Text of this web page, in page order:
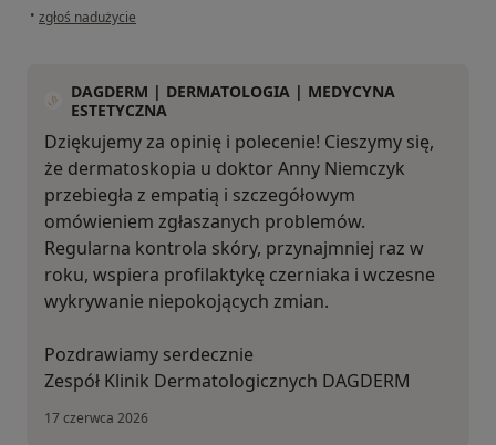
• w opinii użytkownika Jarek
zgłoś nadużycie
DAGDERM | DERMATOLOGIA | MEDYCYNA
ESTETYCZNA
Dziękujemy za opinię i polecenie! Cieszymy się,
że dermatoskopia u doktor Anny Niemczyk
przebiegła z empatią i szczegółowym
omówieniem zgłaszanych problemów.
Regularna kontrola skóry, przynajmniej raz w
roku, wspiera profilaktykę czerniaka i wczesne
wykrywanie niepokojących zmian.
Pozdrawiamy serdecznie
Zespół Klinik Dermatologicznych DAGDERM
17 czerwca 2026